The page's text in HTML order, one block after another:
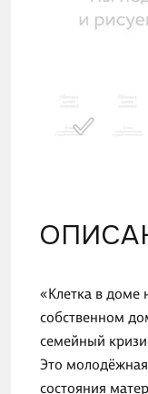
«Клетка в доме
собственном
семейный
Это молодёжная
состояния